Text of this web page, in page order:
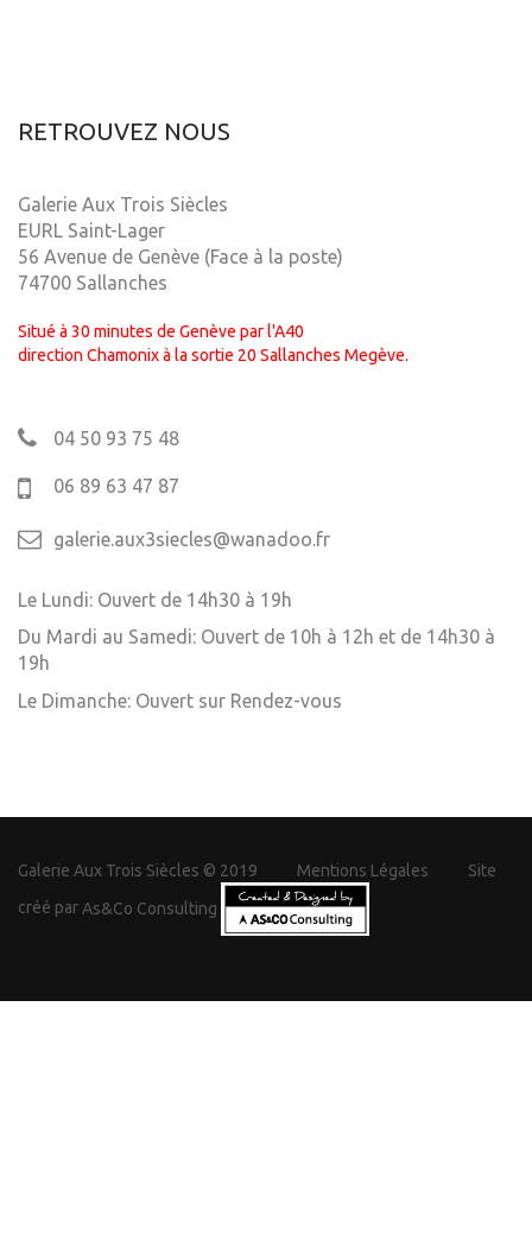
RETROUVEZ NOUS
Galerie Aux Trois Siècles
EURL Saint-Lager
56 Avenue de Genève (Face à la poste)
74700 Sallanches
Situé à 30 minutes de Genève par l'A40
direction Chamonix à la sortie 20 Sallanches Megève.
04 50 93 75 48
06 89 63 47 87
galerie.aux3siecles@wanadoo.fr
Le Lundi: Ouvert de 14h30 à 19h
Du Mardi au Samedi: Ouvert de 10h à 12h et de 14h30 à
19h
Le Dimanche: Ouvert sur Rendez-vous
Galerie Aux Trois Siècles © 2019 Mentions Légales
Site
créé par As&Co Consulting